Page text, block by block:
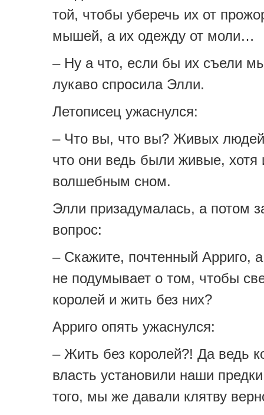
той, чтобы уберечь их от
мышей, а их одежду от моли…
– Ну а что, если бы их съели
лукаво спросила Элли.
Летописец ужаснулся:
– Что вы, что вы? Живых
что они ведь были живые, хотя
волшебным сном.
Элли призадумалась, а потом
вопрос:
– Скажите, почтенный Арриго,
не подумывает о том, чтобы
королей и жить без них?
Арриго опять ужаснулся:
– Жить без королей?! Да ведь
власть установили наши
того, мы же давали клятву